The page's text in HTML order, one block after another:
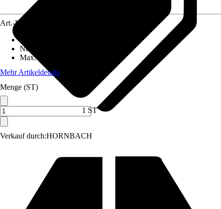
Verkauf durch:HORNBACH
Art.-Nr.
Nennaufnahmeleistung
Max. Einzelschlagenergie
Mehr Artikeldetails
Menge (ST)
1 ST